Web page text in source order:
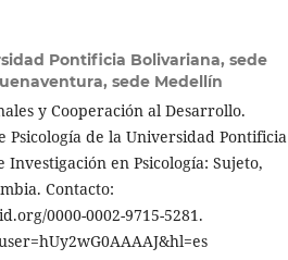
Pontificia Bolivariana, sede
sede Medellín
y Cooperación al Desarrollo.
Psicología de la Universidad Pontificia
en Psicología: Sujeto,
Contacto:
0000-0002-9715-5281.